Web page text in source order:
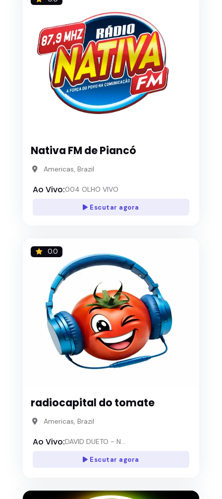
Nativa FM de Piancó
Americas, Brazil
Ao Vivo:004 OLHO VIVO
Escutar agora
0.0
radiocapital do tomate
Americas, Brazil
Ao Vivo:DAVID DUETO - N...
Escutar agora